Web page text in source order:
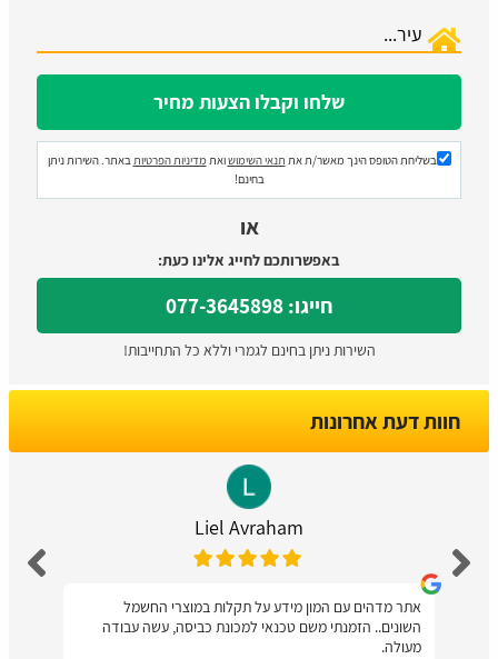
בשליחת הטופס הינך מאשר/ת את תנאי השימושואת מדיניות הפרטיותבאתר. השירות ניתן
בחינם!
או
באפשרותכם לחייג אלינו כעת:
חייגו: 077-3645898
השירות ניתן בחינם לגמרי וללא כל התחייבות!
חוות דעת אחרונות
Liel Avraham
אתר מדהים עם המון מידע על תקלות במוצרי החשמל
השונים.. הזמנתי משם טכנאי למכונת כביסה, עשה עבודה
מעולה.